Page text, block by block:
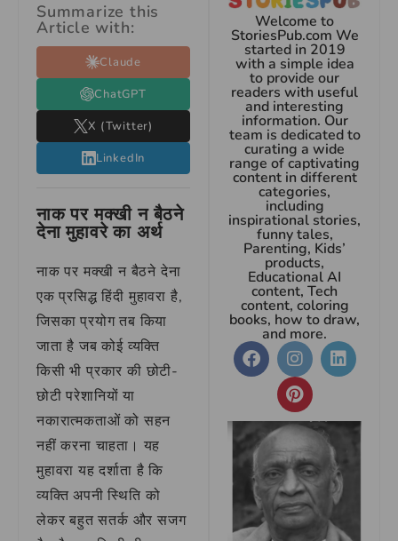
Summarize this
Article with:
Claude
ChatGPT
X (Twitter)
LinkedIn
नाक पर मक्खी न बैठने
देना मुहावरे का अर्थ
नाक पर मक्खी न बैठने देना
एक प्रसिद्ध हिंदी मुहावरा है,
जिसका प्रयोग तब किया
जाता है जब कोई व्यक्ति
किसी भी प्रकार की छोटी-
छोटी परेशानियों या
नकारात्मकताओं को सहन
नहीं करना चाहता। यह
मुहावरा यह दर्शाता है कि
व्यक्ति अपनी स्थिति को
लेकर बहुत सतर्क और सजग
Welcome to
StoriesPub.com We
started in 2019
with a simple idea
to provide our
readers with useful
and interesting
information. Our
team is dedicated to
curating a wide
range of captivating
content in different
categories,
including
inspirational stories,
funny tales,
Parenting, Kids’
products,
Educational AI
content, Tech
content, coloring
books, how to draw,
and more.